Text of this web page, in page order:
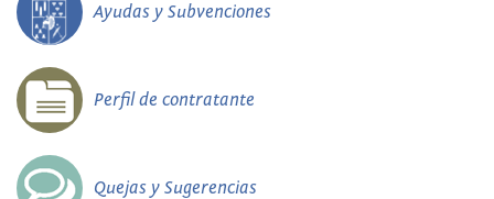
Ayudas y Subvenciones
Perfil de contratante
Quejas y Sugerencias